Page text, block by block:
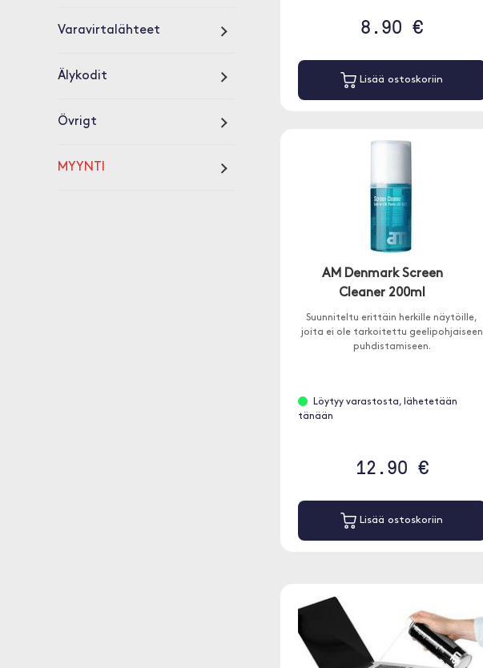
Varavirtalähteet
Älykodit
Övrigt
MYYNTI
8.90 €
Lisää ostoskoriin
AM Denmark Screen
Cleaner 200ml
Suunniteltu erittäin herkille näytöille,
joita ei ole tarkoitettu geelipohjaiseen
puhdistamiseen.
Löytyy varastosta, lähetetään
tänään
12.90 €
Lisää ostoskoriin